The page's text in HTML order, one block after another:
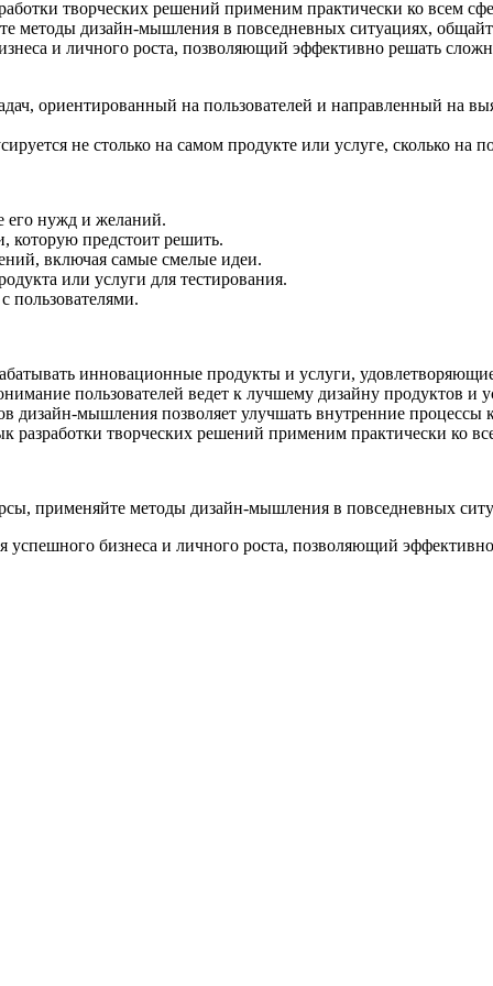
ориентированный на пользователей и направленный на
не столько на самом продукте или услуге, сколько
его нужд и желаний.
которую предстоит решить.
включая самые смелые идеи.
или услуги для тестирования.
пользователями.
инновационные продукты и услуги,
пользователей ведет к лучшему дизайну продуктов и
мышления позволяет улучшать внутренние процессы
творческих решений применим практически ко
применяйте методы дизайн-мышления в повседневных
бизнеса и личного роста, позволяющий эффективно